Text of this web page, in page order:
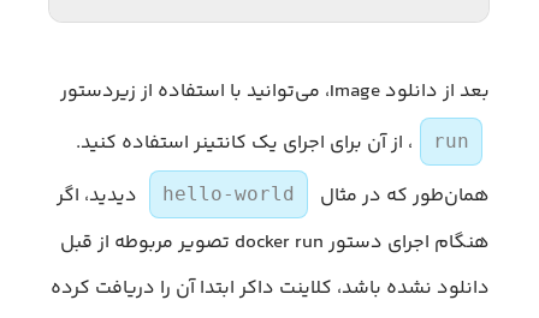
بعد از دانلود Image، می‌توانید با استفاده از زیردستور
run
، از آن برای اجرای یک کانتینر استفاده کنید.
همان‌طور که در مثال
hello-world
دیدید، اگر
هنگام اجرای دستور docker run تصویر مربوطه از قبل
دانلود نشده باشد، کلاینت داکر ابتدا آن را دریافت کرده